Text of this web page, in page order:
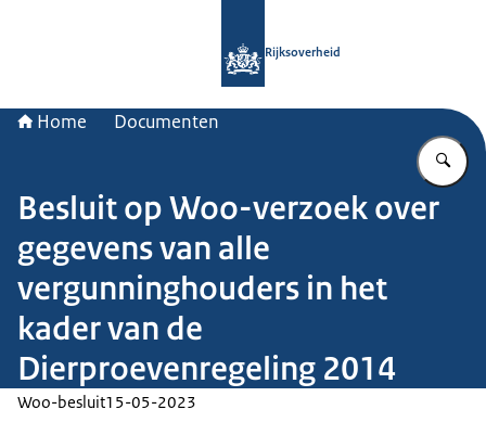
Rijksoverheid
Home Documenten
Besluit op Woo-verzoek over
gegevens van alle
vergunninghouders in het
kader van de
Dierproevenregeling 2014
Woo-besluit15-05-2023